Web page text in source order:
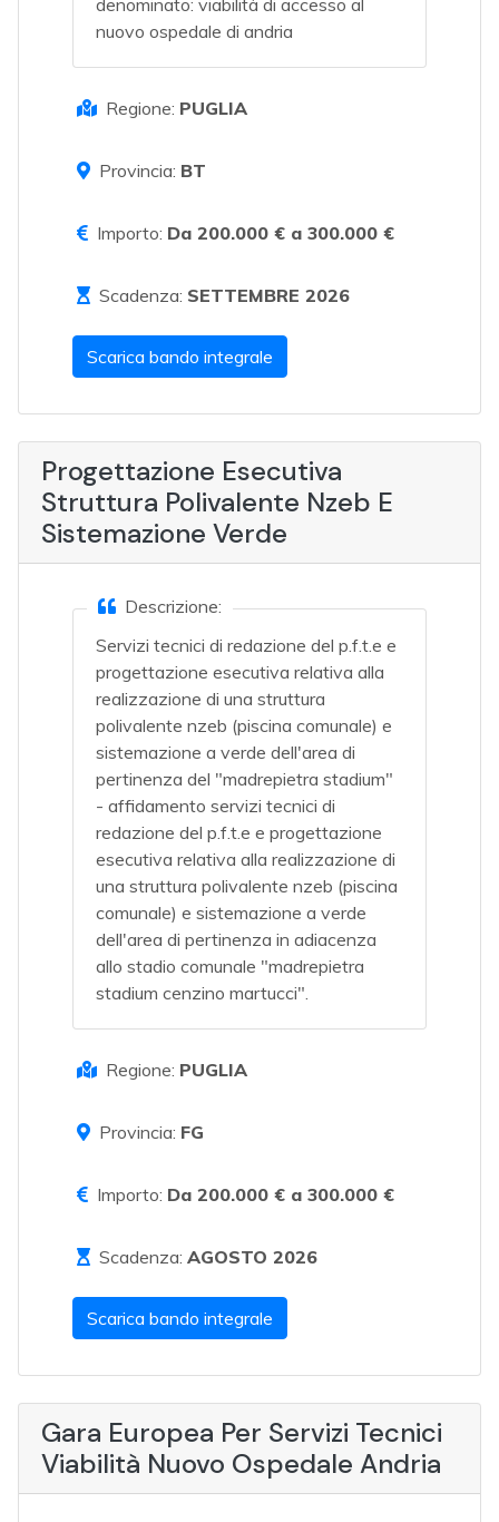
denominato: viabilità di accesso al
nuovo ospedale di andria
Regione: PUGLIA
Provincia: BT
Importo: Da 200.000 € a 300.000 €
Scadenza: SETTEMBRE 2026
Scarica bando integrale
Progettazione Esecutiva
Struttura Polivalente Nzeb E
Sistemazione Verde
Descrizione:
Servizi tecnici di redazione del p.f.t.e e
progettazione esecutiva relativa alla
realizzazione di una struttura
polivalente nzeb (piscina comunale) e
sistemazione a verde dell'area di
pertinenza del "madrepietra stadium"
- affidamento servizi tecnici di
redazione del p.f.t.e e progettazione
esecutiva relativa alla realizzazione di
una struttura polivalente nzeb (piscina
comunale) e sistemazione a verde
dell'area di pertinenza in adiacenza
allo stadio comunale "madrepietra
stadium cenzino martucci".
Regione: PUGLIA
Provincia: FG
Importo: Da 200.000 € a 300.000 €
Scadenza: AGOSTO 2026
Scarica bando integrale
Gara Europea Per Servizi Tecnici
Viabilità Nuovo Ospedale Andria